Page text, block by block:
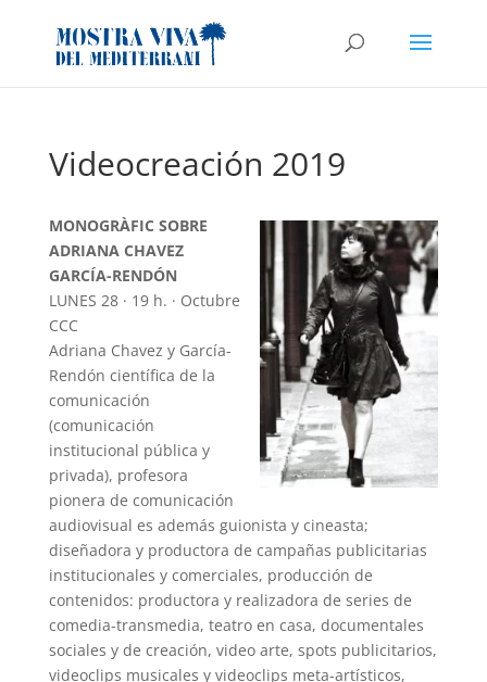
Videocreación 2019
MONOGRÀFIC SOBRE
ADRIANA CHAVEZ
GARCÍA-RENDÓN
LUNES 28 · 19 h. · Octubre
CCC
Adriana Chavez y García-
Rendón científica de la
comunicación
(comunicación
institucional pública y
privada), profesora
pionera de comunicación
audiovisual es además guionista y cineasta;
diseñadora y productora de campañas publicitarias
institucionales y comerciales, producción de
contenidos: productora y realizadora de series de
comedia-transmedia, teatro en casa, documentales
sociales y de creación, video arte, spots publicitarios,
videoclips musicales y videoclips meta-artísticos,